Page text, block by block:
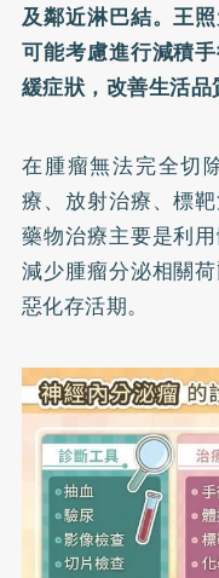
及鄰近淋巴結。王
可能考慮進行減積
緩症狀，改善生活品
在腫瘤無法完全切
療、放射治療、標
藥物治療主要是利
減少腫瘤分泌相關
惡化存活期。